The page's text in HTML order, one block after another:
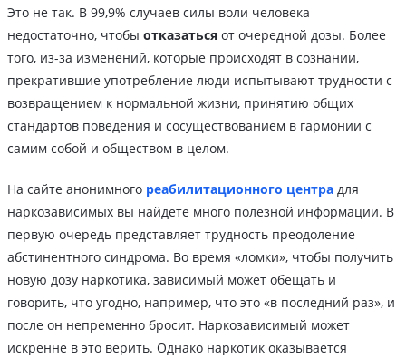
Это не так. В 99,9% случаев силы воли человека
недостаточно, чтобы отказаться от очередной дозы. Более
того, из-за изменений, которые происходят в сознании,
прекратившие употребление люди испытывают трудности с
возвращением к нормальной жизни, принятию общих
стандартов поведения и сосуществованием в гармонии с
самим собой и обществом в целом.
На сайте анонимного реабилитационного центра для
наркозависимых вы найдете много полезной информации. В
первую очередь представляет трудность преодоление
абстинентного синдрома. Во время «ломки», чтобы получить
новую дозу наркотика, зависимый может обещать и
говорить, что угодно, например, что это «в последний раз», и
после он непременно бросит. Наркозависимый может
искренне в это верить. Однако наркотик оказывается